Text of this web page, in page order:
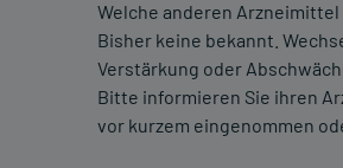
Welche anderen
Bisher keine bekannt.
Verstärkung oder
Bitte informieren Sie ihren
vor kurzem eingenommen